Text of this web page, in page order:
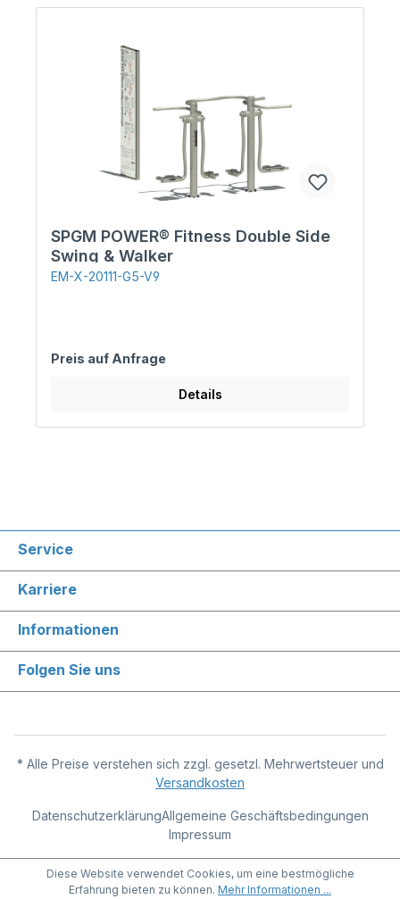
SPGM POWER® Fitness Double Side
Swing & Walker
EM-X-20111-G5-V9
Preis auf Anfrage
Details
Service
Karriere
Informationen
Folgen Sie uns
* Alle Preise verstehen sich zzgl. gesetzl. Mehrwertsteuer und
Versandkosten
DatenschutzerklärungAllgemeine Geschäftsbedingungen
Impressum
Diese Website verwendet Cookies, um eine bestmögliche
Erfahrung bieten zu können. Mehr Informationen ...